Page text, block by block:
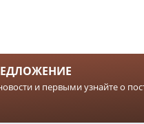
и первыми узнайте о